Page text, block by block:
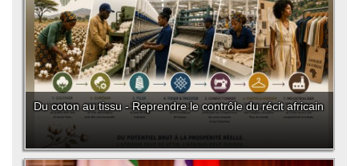
Du coton au tissu - Reprendre le contrôle du récit africain